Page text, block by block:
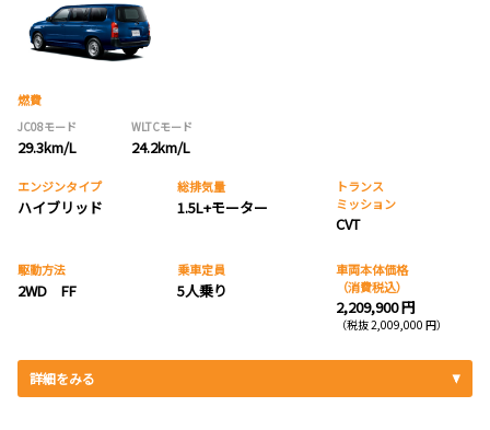
燃費
JC08モード
29.3km/L
WLTCモード
24.2km/L
エンジンタイプ
ハイブリッド
総排気量
1.5L+モーター
トランス
ミッション
CVT
駆動方法
2WD FF
乗車定員
5人乗り
車両本体価格
（消費税込）
2,209,900 円
（税抜 2,009,000 円）
詳細をみる